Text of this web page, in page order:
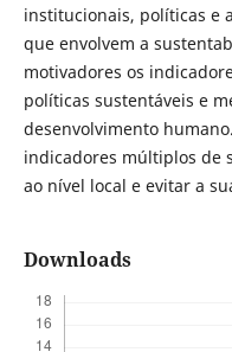
institucionais, políticas e
que envolvem a
motivadores os
políticas sustentáveis e
desenvolvimento
indicadores múltiplos de
ao nível local e evitar a
Downloads